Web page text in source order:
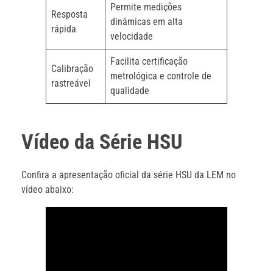
Resposta
rápida
Permite medições
dinâmicas em alta
velocidade
Calibração
rastreável
Facilita certificação
metrológica e controle de
qualidade
Vídeo da Série HSU
Confira a apresentação oficial da série HSU da LEM no
vídeo abaixo: